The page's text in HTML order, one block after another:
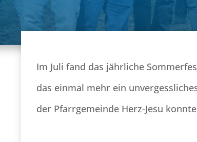
Im Juli fand das jährliche
das einmal mehr ein
der Pfarrgemeinde Herz-Jesu